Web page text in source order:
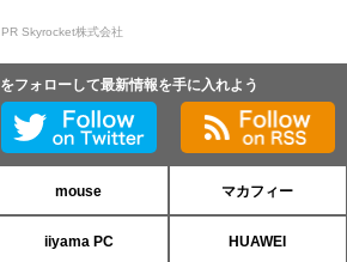
PR Skyrocket株式会社
フォローして最新情報を手に入れよう
mouse マカフィー
iiyama PC HUAWEI